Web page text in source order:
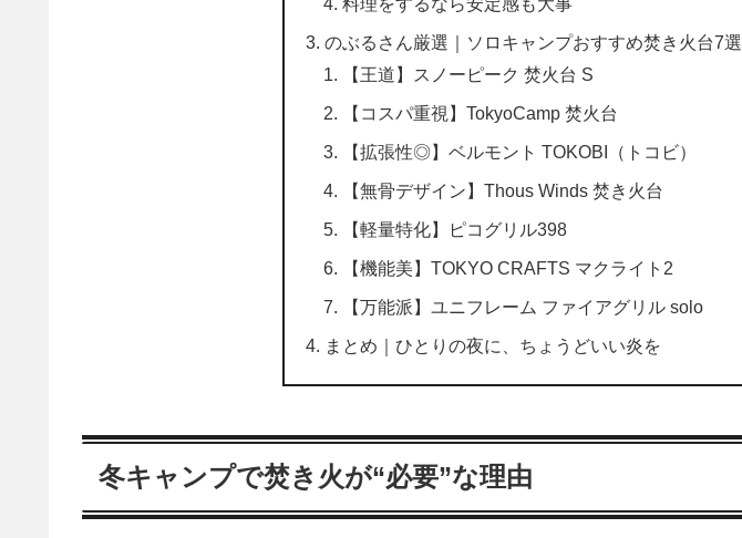
のぶるさん厳選｜ソロキャンプおすすめ焚き火台7選
【王道】スノーピーク 焚火台 S
【コスパ重視】TokyoCamp 焚火台
【拡張性◎】ベルモント TOKOBI（トコビ）
【無骨デザイン】Thous Winds 焚き火台
【軽量特化】ピコグリル398
【機能美】TOKYO CRAFTS マクライト2
【万能派】ユニフレーム ファイアグリル solo
まとめ｜ひとりの夜に、ちょうどいい炎を
冬キャンプで焚き火が“必要”な理由